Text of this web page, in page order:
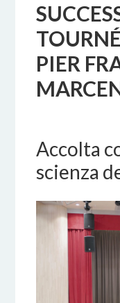
PIER
Accolta
scienza